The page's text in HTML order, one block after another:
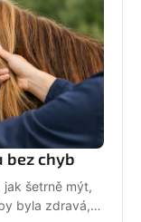
bez chyb
jak šetrně mýt,
byla zdravá,